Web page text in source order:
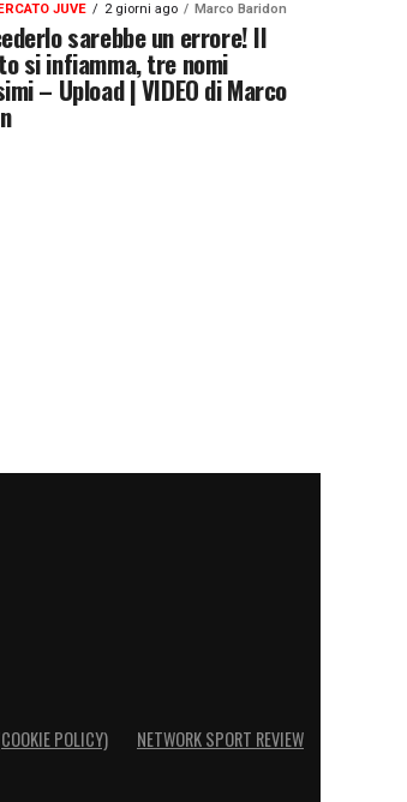
JUVE 2 giorni ago Marco Baridon
sarebbe un errore! Il
si infiamma, tre nomi
– Upload | VIDEO di Marco
POLICY) NETWORK SPORT REVIEW